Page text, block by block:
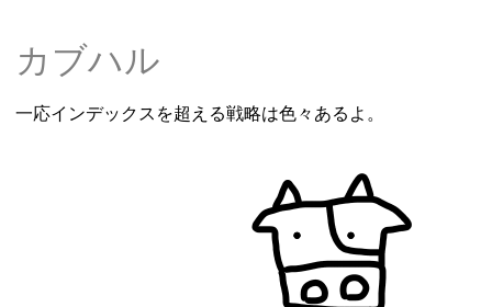
カブハル
一応インデックスを超える戦略は色々あるよ。